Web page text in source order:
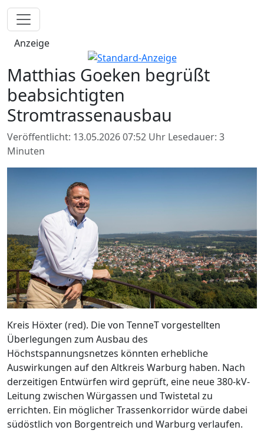
Anzeige
Matthias Goeken begrüßt
beabsichtigten
Stromtrassenausbau
Veröffentlicht: 13.05.2026 07:52 Uhr Lesedauer: 3
Minuten
Kreis Höxter (red). Die von TenneT vorgestellten
Überlegungen zum Ausbau des
Höchstspannungsnetzes könnten erhebliche
Auswirkungen auf den Altkreis Warburg haben. Nach
derzeitigen Entwürfen wird geprüft, eine neue 380-kV-
Leitung zwischen Würgassen und Twistetal zu
errichten. Ein möglicher Trassenkorridor würde dabei
südöstlich von Borgentreich und Warburg verlaufen.